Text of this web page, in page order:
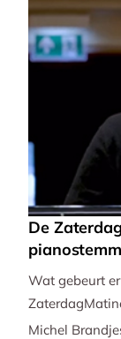
De
Wat gebeurt
Michel